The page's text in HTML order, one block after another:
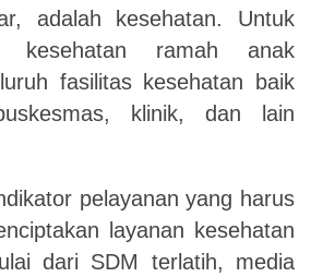
adalah kesehatan. Untuk
kesehatan ramah anak
fasilitas kesehatan baik
klinik, dan lain
pelayanan yang harus
layanan kesehatan
dari SDM terlatih, media